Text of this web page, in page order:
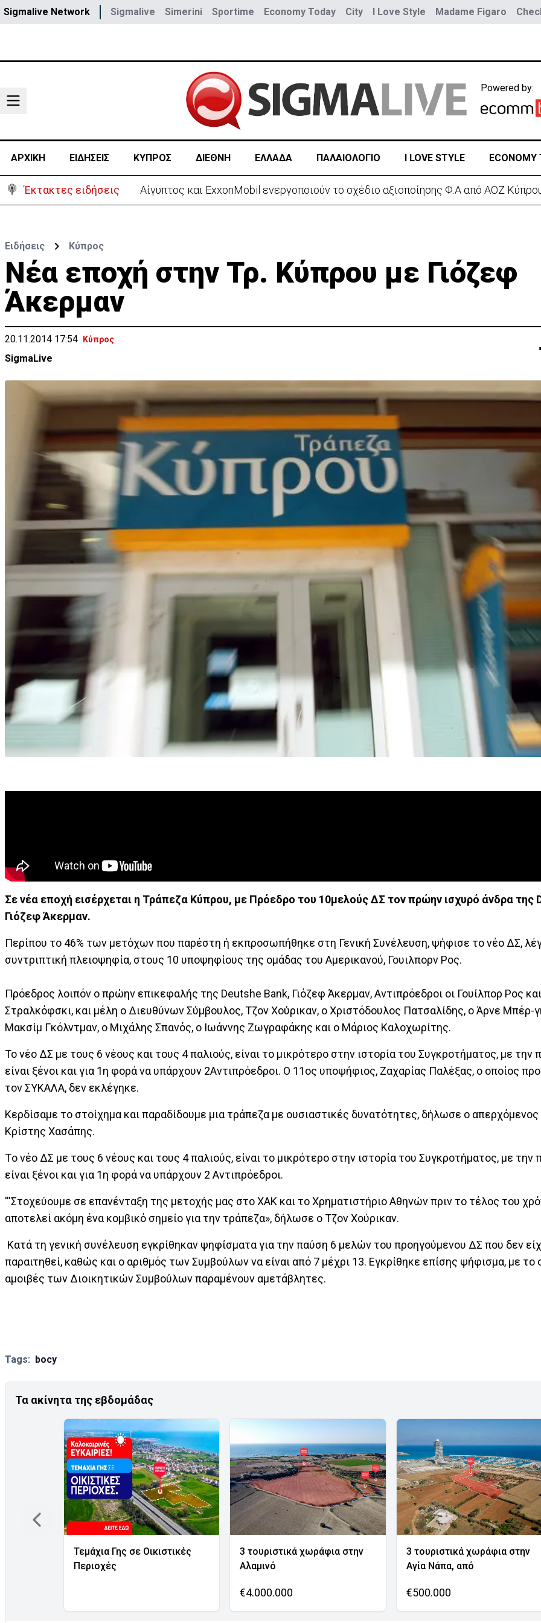
Sigmalive Network Sigmalive Simerini Sportime Economy Today City I Love Style Madame Figaro
Powered by:
ΑΡΧΙΚΗ ΕΙΔΗΣΕΙΣ ΚΥΠΡΟΣ ΔΙΕΘΝΗ ΕΛΛΑΔΑ ΠΑΛΑΙΟΛΟΓΙΟ I LOVE STYLE ECONOMY
Έκτακτες ειδήσεις Πίσω στο ΗΒ για την κηδεία του γιου του ο 37χρονος:«Είναι σε άσχημη κατάσταση»
Ειδήσεις Κύπρος
Νέα εποχή στην Τρ. Κύπρου με Γιόζεφ
Άκερμαν
20.11.2014 17:54 Κύπρος
SigmaLive
Σε νέα εποχή εισέρχεται η Τράπεζα Κύπρου, με Πρόεδρο του 10μελούς ΔΣ τον πρώην ισχυρό άνδρα της
Γιόζεφ Άκερμαν.
Περίπου το 46% των μετόχων που παρέστη ή εκπροσωπήθηκε στη Γενική Συνέλευση, ψήφισε το νέο ΔΣ,
συντριπτική πλειοψηφία, στους 10 υποψηφίους της ομάδας του Αμερικανού, Γουιλπορν Ρος.
Πρόεδρος λοιπόν ο πρώην επικεφαλής της Deutshe Bank, Γιόζεφ Άκερμαν, Αντιπρόεδροι οι Γουίλπορ Ρος
Στραλκόφσκι, και μέλη ο Διευθύνων Σύμβουλος, Τζον Χούρικαν, ο Χριστόδουλος Πατσαλίδης, ο Άρνε Μπέρ-
Μακσίμ Γκόλντμαν, ο Μιχάλης Σπανός, ο Ιωάννης Ζωγραφάκης και ο Μάριος Καλοχωρίτης.
Το νέο ΔΣ με τους 6 νέους και τους 4 παλιούς, είναι το μικρότερο στην ιστορία του Συγκροτήματος, με την
είναι ξένοι και για 1η φορά να υπάρχουν 2Αντιπρόεδροι. Ο 11ος υποψήφιος, Ζαχαρίας Παλέξας, ο οποίος
τον ΣΥΚΑΛΑ, δεν εκλέγηκε.
Κερδίσαμε το στοίχημα και παραδίδουμε μια τράπεζα με ουσιαστικές δυνατότητες, δήλωσε ο
Κρίστης Χασάπης.
Tο νέο ΔΣ με τους 6 νέους και τους 4 παλιούς, είναι το μικρότερο στην ιστορία του Συγκροτήματος, με την
είναι ξένοι και για 1η φορά να υπάρχουν 2 Αντιπρόεδροι.
'''Στοχεύουμε σε επανένταξη της μετοχής μας στο ΧΑΚ και το Χρηματιστήριο Αθηνών πριν το τέλος του
αποτελεί ακόμη ένα κομβικό σημείο για την τράπεζα», δήλωσε ο Τζον Χούρικαν.
Κατά τη γενική συνέλευση εγκρίθηκαν ψηφίσματα για την παύση 6 μελών του προηγούμενου ΔΣ που δεν
παραιτηθεί, καθώς και ο αριθμός των Συμβούλων να είναι από 7 μέχρι 13. Εγκρίθηκε επίσης ψήφισμα, με το
αμοιβές των Διοικητικών Συμβούλων παραμένουν αμετάβλητες.
Tags: bocy
Τα ακίνητα της εβδομάδας
Τεμάχια Γης σε Οικιστικές
Περιοχές
3 τουριστικά χωράφια στην
Αλαμινό
€4.000.000
3 τουριστικά χωράφια στην
Αγία Νάπα, από
€500.000